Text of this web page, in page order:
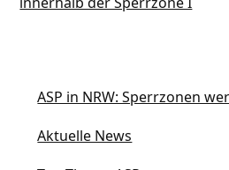
ASP in NRW: Sperrzonen
Aktuelle News